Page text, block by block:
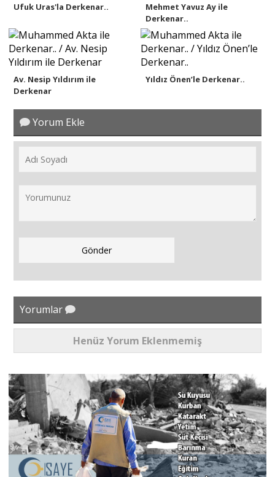
Ufuk Uras'la Derkenar..
Mehmet Yavuz Ay ile
Derkenar..
Av. Nesip Yıldırım ile
Derkenar
Yıldız Önen’le Derkenar..
Yorum Ekle
Yorumlar
Henüz Yorum Eklenmemiş